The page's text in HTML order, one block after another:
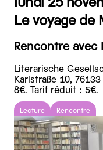
Le voyage de
Rencontre avec
Literarische
Karlstraße 10,
8€. Tarif réduit : 5€.
Lecture Rencontre